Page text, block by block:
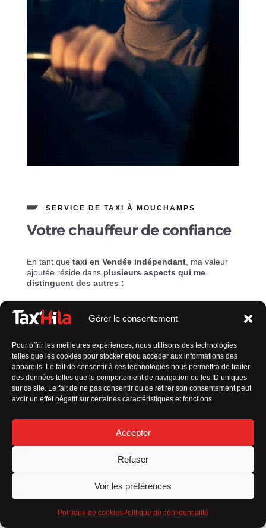
Gérer le consentement
Pour offrir les meilleures expériences, nous utilisons des technologies
telles que les cookies pour stocker et/ou accéder aux informations des
appareils. Le fait de consentir à ces technologies nous permettra de traiter
des données telles que le comportement de navigation ou les ID uniques
sur ce site. Le fait de ne pas consentir ou de retirer son consentement peut
avoir un effet négatif sur certaines caractéristiques et fonctions.
Accepter
Refuser
Voir les préférences
Politique de cookiesPolitique de confidentialité
SERVICE DE TAXI À MOUCHAMPS
Votre chauffeur de confiance
En tant que taxi en Vendée indépendant, ma valeur
ajoutée réside dans plusieurs aspects qui me
distinguent des autres :
Connaissance locale
Relation de confiance
Engagement envers la qualité
Tarification transparente
flexibilité et mon souci du détail font toute la